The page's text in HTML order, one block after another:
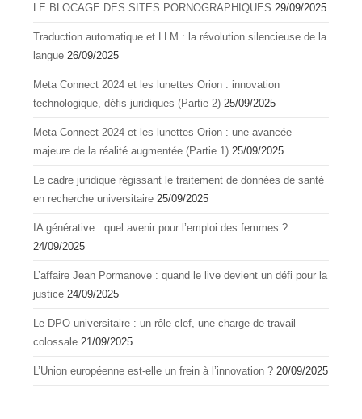
LE BLOCAGE DES SITES PORNOGRAPHIQUES 29/09/2025
Traduction automatique et LLM : la révolution silencieuse de la
langue 26/09/2025
Meta Connect 2024 et les lunettes Orion : innovation
technologique, défis juridiques (Partie 2) 25/09/2025
Meta Connect 2024 et les lunettes Orion : une avancée
majeure de la réalité augmentée (Partie 1) 25/09/2025
Le cadre juridique régissant le traitement de données de santé
en recherche universitaire 25/09/2025
IA générative : quel avenir pour l’emploi des femmes ?
24/09/2025
L’affaire Jean Pormanove : quand le live devient un défi pour la
justice 24/09/2025
Le DPO universitaire : un rôle clef, une charge de travail
colossale 21/09/2025
L’Union européenne est-elle un frein à l’innovation ? 20/09/2025